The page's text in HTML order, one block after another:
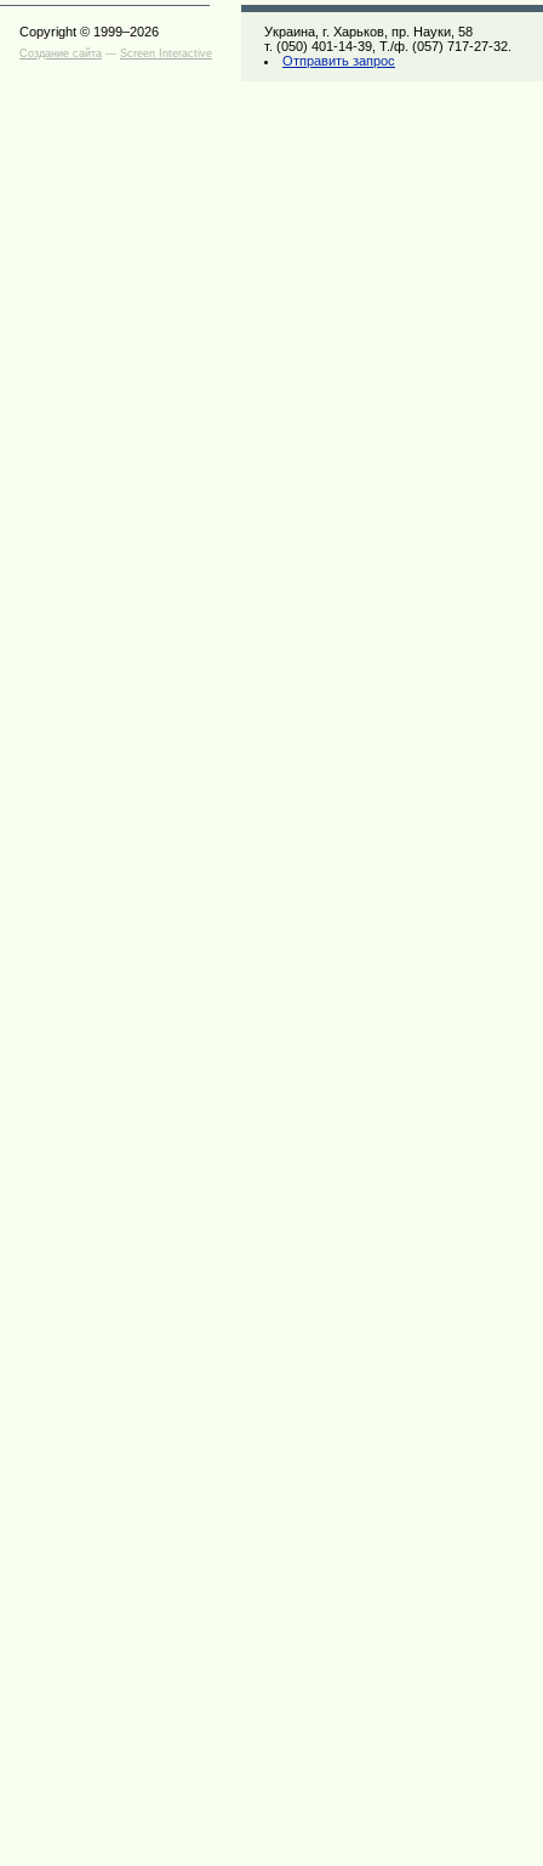
Copyright © 1999–2026
Создание сайта — Screen Interactive
Украина, г. Харьков, пр. Науки, 58
т. (050) 401-14-39, Т./ф. (057) 717-27-32.
Отправить запрос